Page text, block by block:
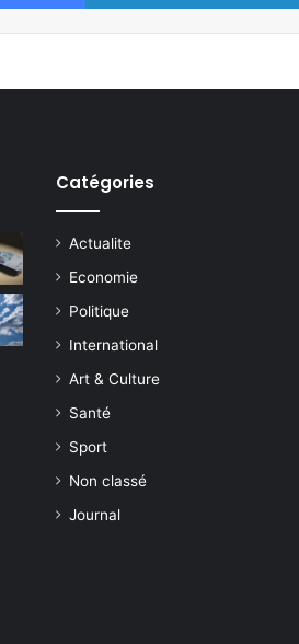
Catégories
Actualite
Economie
Politique
International
Art & Culture
Santé
Sport
Non classé
Journal